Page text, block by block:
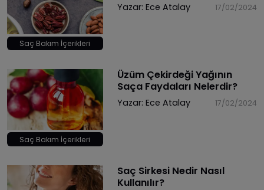
Saç Bakım İçerikleri
Yazar: Ece Atalay 17/02/2024
Saç Bakım İçerikleri
Üzüm Çekirdeği Yağının
Saça Faydaları Nelerdir?
Yazar: Ece Atalay 17/02/2024
Saç Sirkesi Nedir Nasıl
Kullanılır?